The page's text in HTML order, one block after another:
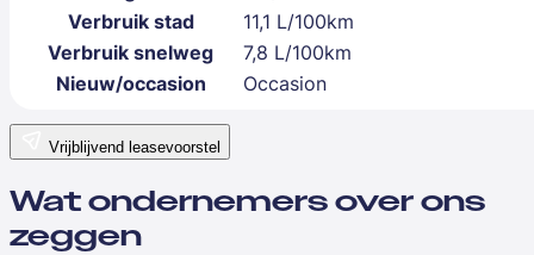
Verbruik stad
11,1 L/100km
Verbruik snelweg
7,8 L/100km
Nieuw/occasion
Occasion
Vrijblijvend leasevoorstel
Wat ondernemers over ons
zeggen